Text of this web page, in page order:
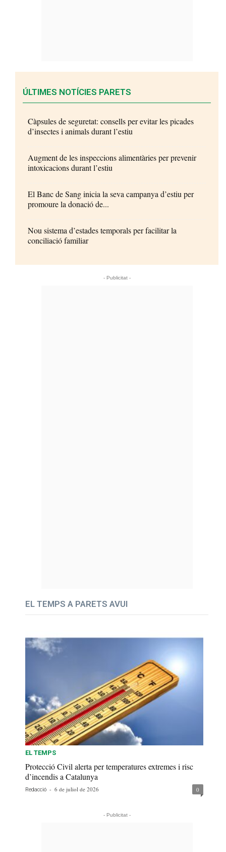
ÚLTIMES NOTÍCIES PARETS
Càpsules de seguretat: consells per evitar les picades
d’insectes i animals durant l’estiu
Augment de les inspeccions alimentàries per prevenir
intoxicacions durant l’estiu
El Banc de Sang inicia la seva campanya d’estiu per
promoure la donació de...
Nou sistema d’estades temporals per facilitar la
conciliació familiar
- Publicitat -
EL TEMPS A PARETS AVUI
EL TEMPS
Protecció Civil alerta per temperatures extremes i risc
d’incendis a Catalunya
Redacció - 6 de juliol de 2026 0
- Publicitat -